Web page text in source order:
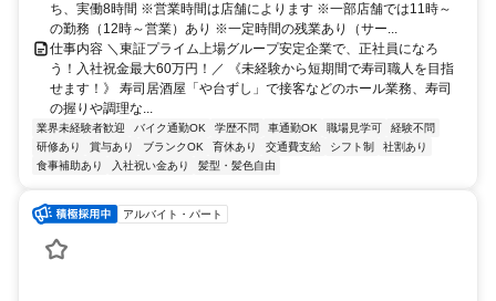
ち、実働8時間 ※営業時間は店舗によります ※一部店舗では11時～
の勤務（12時～営業）あり ※一定時間の残業あり（サー...
仕事内容 ＼東証プライム上場グループ安定企業で、正社員になろ
う！入社祝金最大60万円！／ 《未経験から短期間で寿司職人を目指
せます！》 寿司居酒屋「や台ずし」で接客などのホール業務、寿司
の握りや調理な...
業界未経験者歓迎 バイク通勤OK 学歴不問 車通勤OK 職場見学可
経験不問
研修あり
賞与あり ブランクOK 育休あり 交通費支給 シフト制
社割あり
食事補助あり
入社祝い金あり 髪型・髪色自由
アルバイト・パート